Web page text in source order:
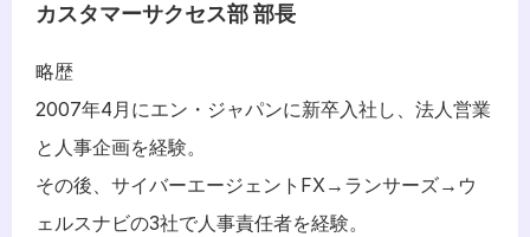
カスタマーサクセス部 部長
略歴
2007年4月にエン・ジャパンに新卒入社し、法人営業
と人事企画を経験。
その後、サイバーエージェントFX→ランサーズ→ウ
ェルスナビの3社で人事責任者を経験。